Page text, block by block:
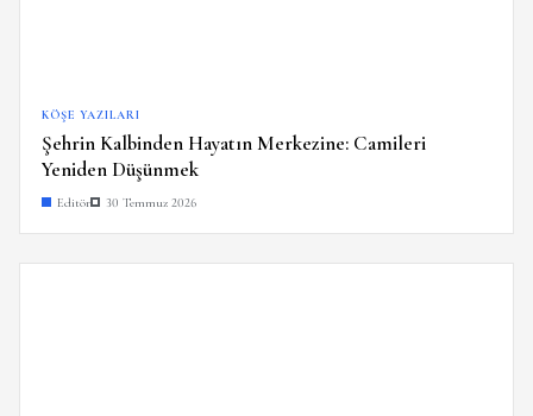
KÖŞE YAZILARI
Şehrin Kalbinden Hayatın Merkezine: Camileri
Yeniden Düşünmek
Editör 30 Temmuz 2026